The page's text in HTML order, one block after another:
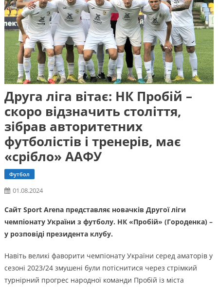
Друга ліга вітає: НК Пробій –
скоро відзначить століття,
зібрав авторитетних
футболістів і тренерів, має
«срібло» ААФУ
Футбол
01.08.2024
Сайт Sport Arena представляє новачків Другої ліги
чемпіонату України з футболу. НК «Пробій» (Городенка) –
у розповіді президента клубу.
Навіть великі фаворити чемпіонату України серед аматорів у
сезоні 2023/24 змушені були потіснитися через стрімкий
турнірний прогрес народної команди Пробій із міста